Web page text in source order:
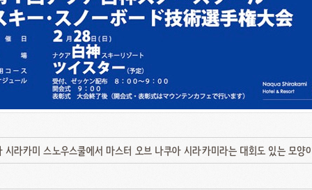
시라카미 스노우스쿨에서 마스터 오브 나쿠아 시라카미라는 대회도 있는 모양